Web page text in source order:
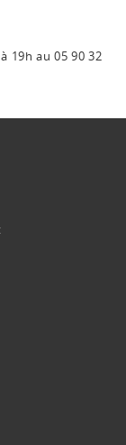
19h au 05 90 32